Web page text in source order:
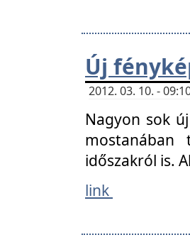
Új
2012. 03. 10. -
Nagyon sok
mostanában
időszakról is.
link